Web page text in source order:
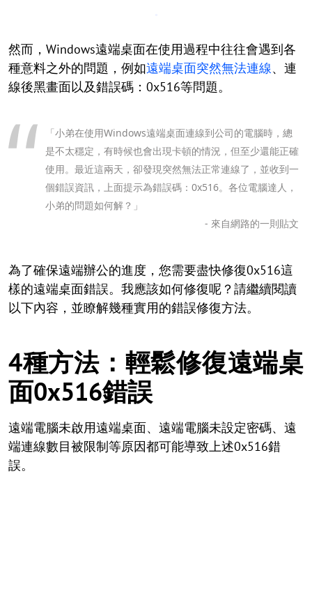
然而，Windows遠端桌面在使用過程中往往會遇到各
種意料之外的問題，例如遠端桌面突然無法連線、連
線後黑畫面以及錯誤碼：0x516等問題。
「小弟在使用Windows遠端桌面連線到公司的電腦時，總
是不太穩定，有時候也會出現卡頓的情況，但至少還能正確
使用。最近這兩天，卻發現突然無法正常連線了，並收到一
個錯誤資訊，上面提示為錯誤碼：0x516。各位電腦達人，
小弟的問題如何解？」
- 來自網路的一則貼文
為了確保遠端辦公的進度，您需要盡快修復0x516這
樣的遠端桌面錯誤。我應該如何修復呢？請繼續閱讀
以下內容，並瞭解幾種實用的錯誤修復方法。
4種方法：輕鬆修復遠端桌
面0x516錯誤
遠端電腦未啟用遠端桌面、遠端電腦未設定密碼、遠
端連線數目被限制等原因都可能導致上述0x516錯
誤。